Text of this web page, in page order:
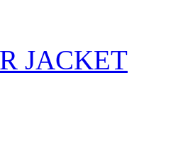
JACKET